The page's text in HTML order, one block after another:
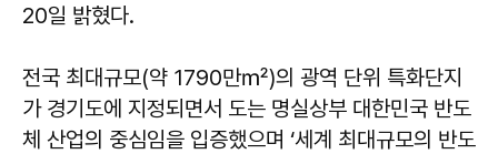
20일 밝혔다.
전국 최대규모(약 1790만㎡)의 광역 단위 특화단지
가 경기도에 지정되면서 도는 명실상부 대한민국 반도
체 산업의 중심임을 입증했으며 ‘세계 최대규모의 반도